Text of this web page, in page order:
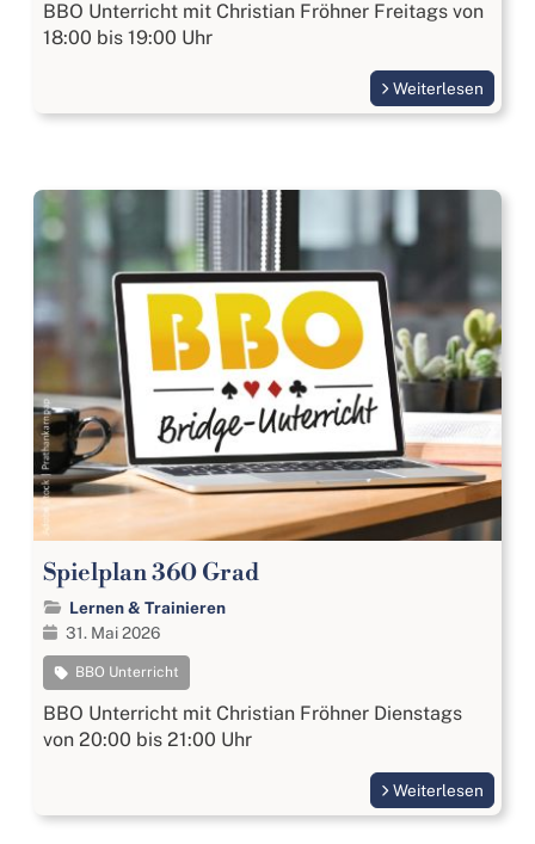
BBO Unterricht mit Christian Fröhner Freitags von
18:00 bis 19:00 Uhr
Weiterlesen
Spielplan 360 Grad
Lernen & Trainieren
31. Mai 2026
BBO Unterricht
BBO Unterricht mit Christian Fröhner Dienstags
von 20:00 bis 21:00 Uhr
Weiterlesen